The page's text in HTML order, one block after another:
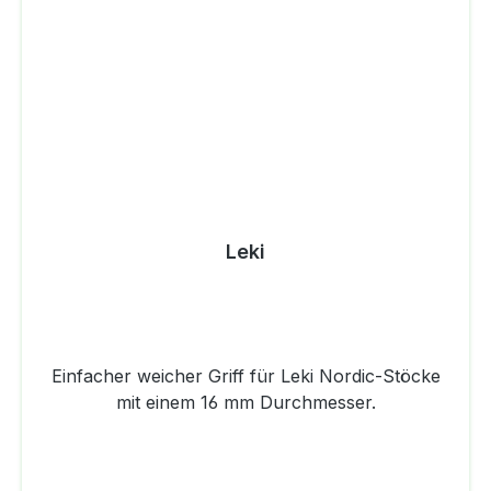
Leki
Einfacher weicher Griff für Leki Nordic-Stöcke
mit einem 16 mm Durchmesser.